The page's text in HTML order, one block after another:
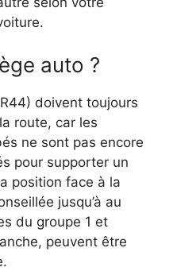
auto ?
doivent toujours
route, car les
ne sont pas encore
pour supporter un
position face à la
jusqu’à au
du groupe 1 et
peuvent être